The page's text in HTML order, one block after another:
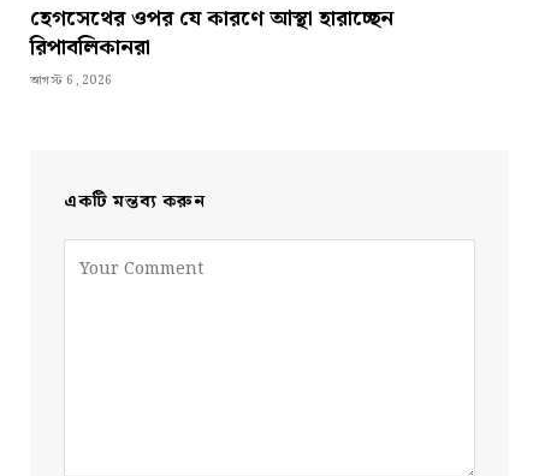
হেগসেথের ওপর যে কারণে আস্থা হারাচ্ছেন
রিপাবলিকানরা
আগস্ট 6, 2026
একটি মন্তব্য করুন